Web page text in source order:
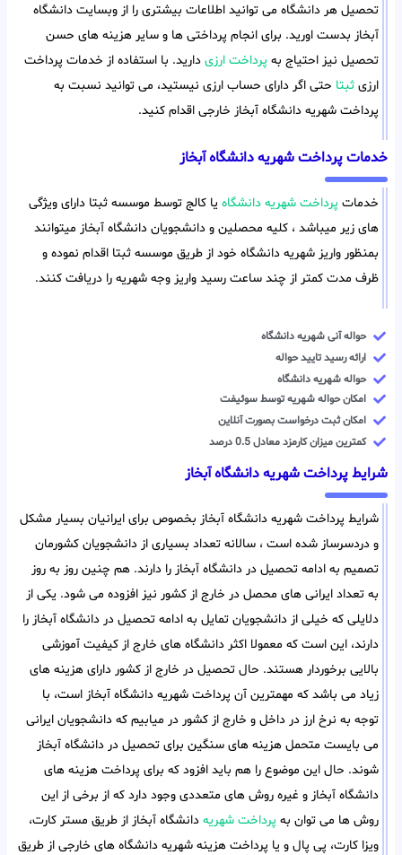
تحصیل هر دانشگاه می توانید اطلاعات بیشتری را از وبسایت دانشگاه
آبخاز بدست اورید. برای انجام پرداختی ها و سایر هزینه های حسن
تحصیل نیز احتیاج به پرداخت ارزی دارید. با استفاده از خدمات پرداخت
ارزی ثبتا حتی اگر دارای حساب ارزی نیستید، می توانید نسبت به
پرداخت شهریه دانشگاه آبخاز خارجی اقدام کنید.
خدمات پرداخت شهریه دانشگاه آبخاز
خدمات پرداخت شهریه دانشگاه یا کالج توسط موسسه ثبتا دارای ویژگی
های زیر میباشد ، کلیه محصلین و دانشجویان دانشگاه آبخاز میتوانند
بمنظور واریز شهریه دانشگاه خود از طریق موسسه ثبتا اقدام نموده و
ظرف مدت کمتر از چند ساعت رسید واریز وجه شهریه را دریافت کنند.
حواله آنی شهریه دانشگاه
ارائه رسید تایید حواله
حواله شهریه دانشگاه
امکان حواله شهریه توسط سوئیفت
امکان ثبت درخواست بصورت آنلاین
کمترین میزان کارمزد معادل 0.5 درصد
شرایط پرداخت شهریه دانشگاه آبخاز
شرایط پرداخت شهریه دانشگاه آبخاز بخصوص برای ایرانیان بسیار مشکل
و دردسرساز شده است ، سالانه تعداد بسیاری از دانشجویان کشورمان
تصمیم به ادامه تحصیل در دانشگاه آبخاز را دارند. هم چنین روز به روز
به تعداد ایرانی های محصل در خارج از کشور نیز افزوده می شود. یکی از
دلایلی که خیلی از دانشجویان تمایل به ادامه تحصیل در دانشگاه آبخاز را
دارند، این است که معمولا اکثر دانشگاه های خارج از کیفیت آموزشی
بالایی برخوردار هستند. حال تحصیل در خارج از کشور دارای هزینه های
زیاد می باشد که مهمترین آن پرداخت شهریه دانشگاه آبخاز است، با
توجه به نرخ ارز در داخل و خارج از کشور در میابیم که دانشجویان ایرانی
می بایست متحمل هزینه های سنگین برای تحصیل در دانشگاه آبخاز
شوند. حال این موضوع را هم باید افزود که برای پرداخت هزینه های
دانشگاه آبخاز و غیره روش های متعددی وجود دارد که از برخی از این
روش ها می توان به پرداخت شهریه دانشگاه آبخاز از طریق مستر کارت،
ویزا کارت، پی پال و یا پرداخت هزینه شهریه دانشگاه های خارجی از طریق